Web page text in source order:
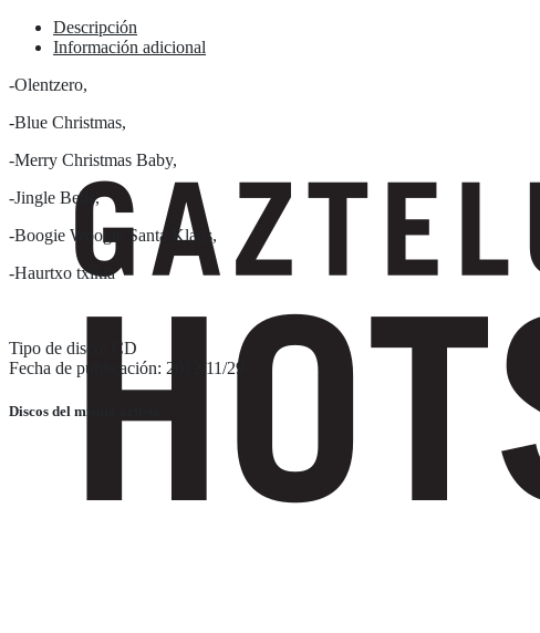
Descripción
Información adicional
-Olentzero,
-Blue Christmas,
-Merry Christmas Baby,
-Jingle Bells,
-Boogie Woogie Santa Klaus,
-Haurtxo txikia
Tipo de disco: CD
Fecha de publicación: 2012/11/29
Discos del mismo artista